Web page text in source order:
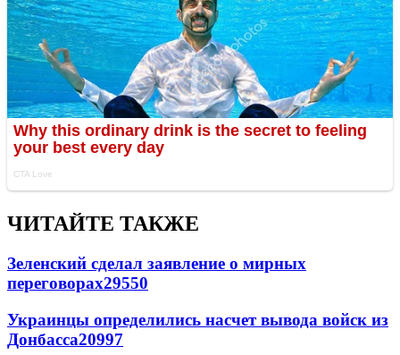
ЧИТАЙТЕ ТАКЖЕ
Зеленский сделал заявление о мирных
переговорах29550
Украинцы определились насчет вывода войск из
Донбасса20997